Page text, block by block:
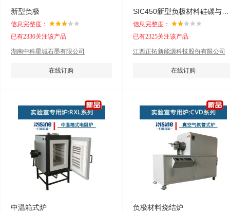
新型负极
信息完整度：
已有2330关注该产品
湖南中科星城石墨有限公司
在线订购
SIC450新型负极材料硅碳与人造石墨
信息完整度：
已有2325关注该产品
江西正拓新能源科技股份有限公司
在线订购
中温箱式炉 负极材料烧结炉